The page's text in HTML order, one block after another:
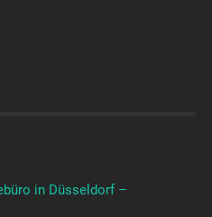
in Düsseldorf –